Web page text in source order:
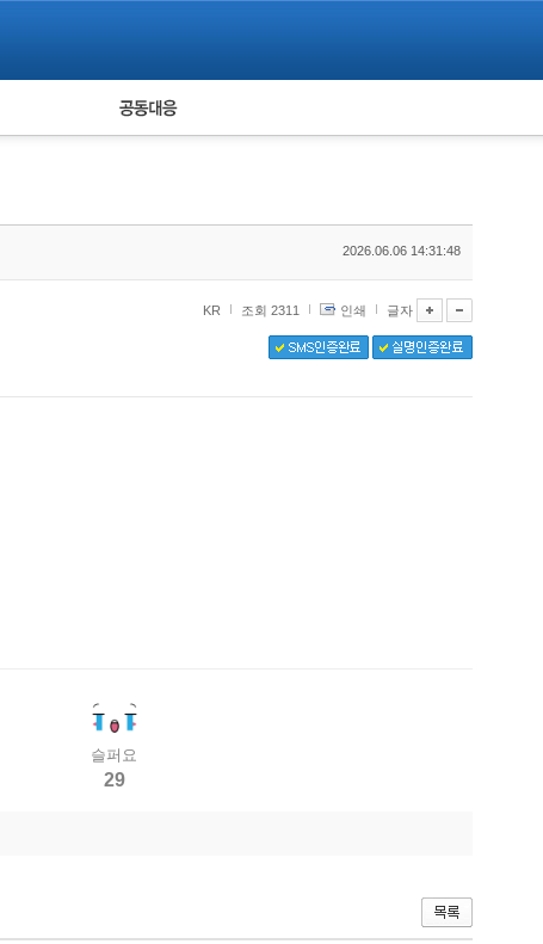
피해자 공동대응
2026.06.06 14:31:48
KR 조회 2311 인쇄 글자
슬퍼요
29